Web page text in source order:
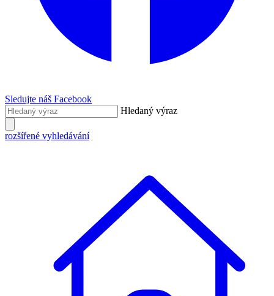
Sledujte náš Facebook
Hledaný výraz
rozšířené vyhledávání